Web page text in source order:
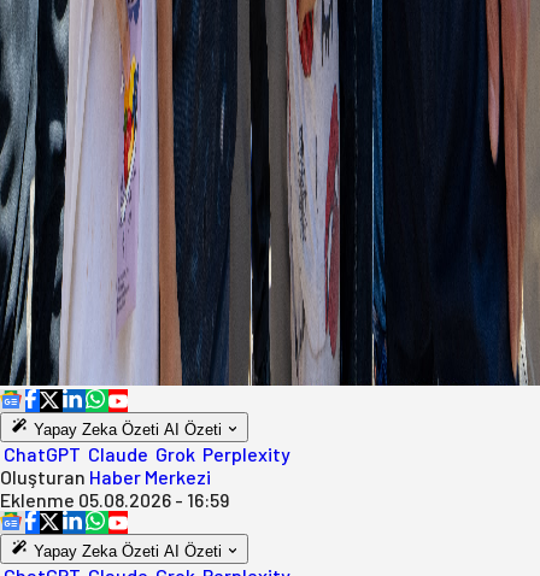
Yapay Zeka Özeti AI Özeti
ChatGPT Claude Grok Perplexity
Oluşturan Haber Merkezi
Eklenme 05.08.2026 - 16:59
Yapay Zeka Özeti AI Özeti